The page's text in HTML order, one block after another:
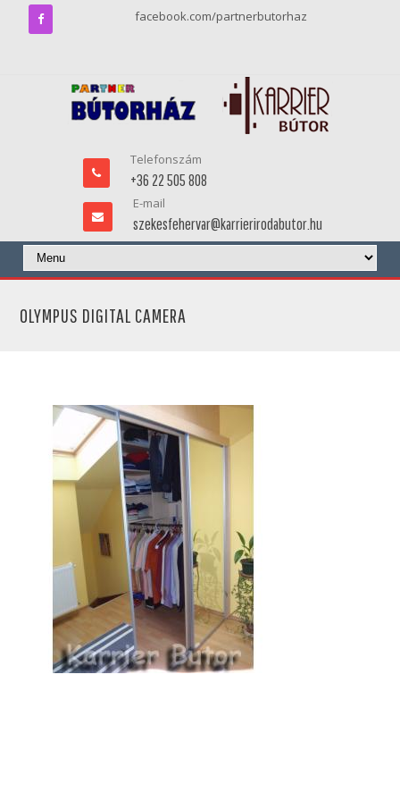
facebook.com/partnerbutorhaz
Telefonszám
+36 22 505 808
E-mail
szekesfehervar@karrierirodabutor.hu
OLYMPUS DIGITAL CAMERA